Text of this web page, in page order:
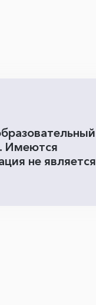
Имеются
не является